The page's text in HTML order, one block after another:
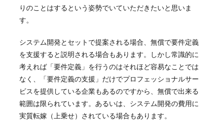
りのことはするという姿勢でいていただきたいと思いま
す。
システム開発とセットで提案される場合、無償で要件定義
を支援すると説明される場合もあります。しかし常識的に
考えれば「要件定義」を行うのはそれほど容易なことでは
なく、「要件定義の支援」だけでプロフェッショナルサー
ビスを提供している企業もあるのですから、無償で出来る
範囲は限られています。あるいは、システム開発の費用に
実質転嫁（上乗せ）されている場合もあります。